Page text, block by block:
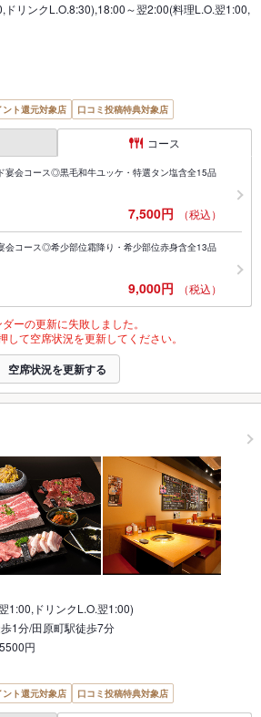
リンクL.O.8:30),18:00～翌2:00(料理L.O.翌1:00,
ント還元対象店 口コミ投稿特典対象店
コース
宴会コース◎黒毛和牛ユッケ・特選タン塩含全15品
7,500円 （税込）
会コース◎希少部位霜降り・希少部位赤身含全13品
9,000円 （税込）
ーの更新に失敗しました。
して空席状況を更新してください。
空席状況を更新する
1:00,ドリンクL.O.翌1:00)
1分/田原町駅徒歩7分
円
ント還元対象店 口コミ投稿特典対象店